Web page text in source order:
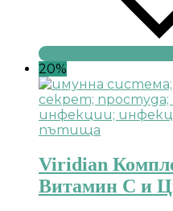
20%
Viridian
Витамин С и